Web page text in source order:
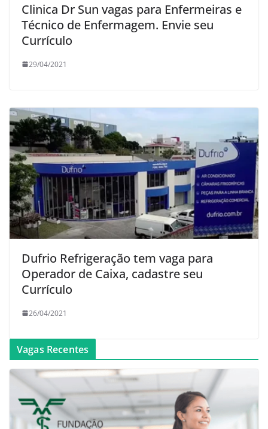
Clinica Dr Sun vagas para Enfermeiras e
Técnico de Enfermagem. Envie seu
Currículo
29/04/2021
Dufrio Refrigeração tem vaga para
Operador de Caixa, cadastre seu
Currículo
26/04/2021
Vagas Recentes